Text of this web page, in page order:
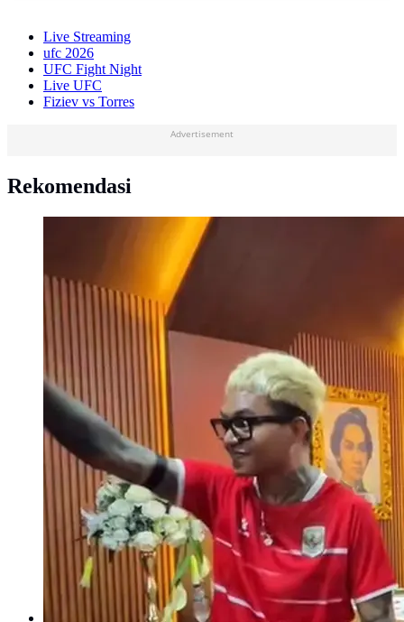
Live Streaming
ufc 2026
UFC Fight Night
Live UFC
Fiziev vs Torres
Advertisement
Rekomendasi